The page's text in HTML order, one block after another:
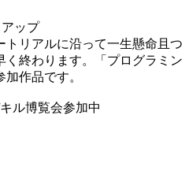
ップ
トリアルに沿って一生懸命且つ
く終わります。「プログラミン
作品です。
ル博覧会参加中